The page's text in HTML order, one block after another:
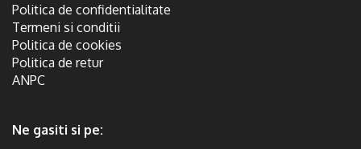
Politica de confidentialitate
Termeni si conditii
Politica de cookies
Politica de retur
ANPC
Ne gasiti si pe: